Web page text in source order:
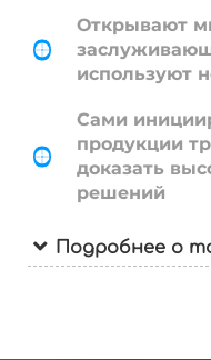
Открывают
используют
Сами
продукции
доказать
решений
Подробнее о